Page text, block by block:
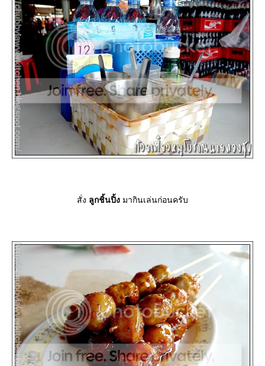
สั่ง ลูกชิ้นปิ้ง มากินเล่นก่อนครับ